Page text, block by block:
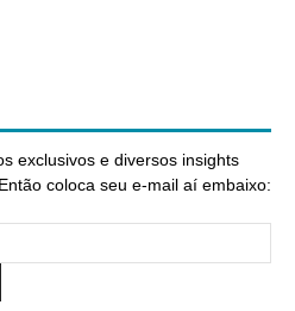
exclusivos e diversos insights
coloca seu e-mail aí embaixo: